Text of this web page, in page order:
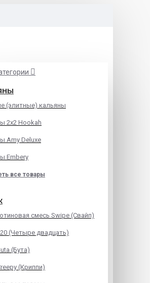
(элитные) кальяны
2х2 Hookah
Amy Deluxe
Embery
все товары
смесь Swipe (Свайп)
(Четыре двадцать)
(Бута)
(Криппи)